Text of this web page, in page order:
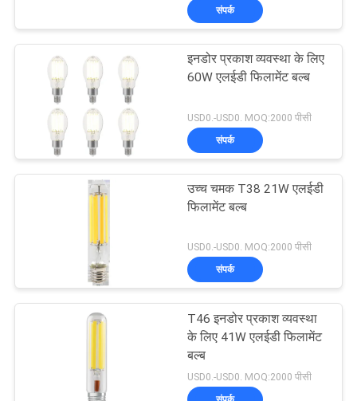
संपर्क
इनडोर प्रकाश व्यवस्था के लिए
60W एलईडी फिलामेंट बल्ब
USD0.-USD0. MOQ:2000 पीसी
संपर्क
उच्च चमक T38 21W एलईडी
फिलामेंट बल्ब
USD0.-USD0. MOQ:2000 पीसी
संपर्क
T46 इनडोर प्रकाश व्यवस्था
के लिए 41W एलईडी फिलामेंट
बल्ब
USD0.-USD0. MOQ:2000 पीसी